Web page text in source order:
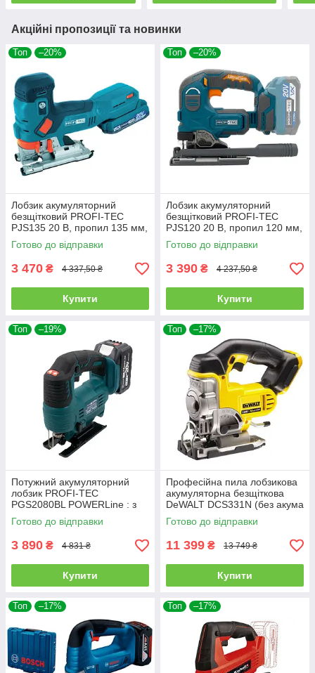
Акційні пропозиції та новинки
Топ –20%
Лобзик акумуляторний
безщітковий PROFI-TEC
PJS135 20 В, пропил 135 мм,
3200 хід/хв, без АКБ і ЗП
Готово до відправки
3 470 ₴ 4 337,50 ₴
Купити
Топ –20%
Лобзик акумуляторний
безщітковий PROFI-TEC
PJS120 20 В, пропил 120 мм,
3500 хід/хв, без АКБ і ЗП
Готово до відправки
3 390 ₴ 4 237,50 ₴
Купити
Топ –19%
Потужний акумуляторний
лобзик PROFI-TEC
PGS2080BL POWERLine : з
АКБ 20V 4.0 Ah, 2900 хід/хв,
хід штока 18мм
Готово до відправки
3 890 ₴ 4 831 ₴
Купити
Топ –17%
Професійна пила лобзикова
акумуляторна безщіткова
DeWALT DCS331N (без акума
і зарядки)
Готово до відправки
11 399 ₴ 13 749 ₴
Купити
Топ –17% Топ –17%